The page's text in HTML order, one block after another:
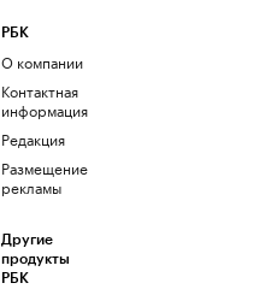
РБК
О компании
Контактная
информация
Редакция
Размещение
рекламы
Другие
продукты
РБК